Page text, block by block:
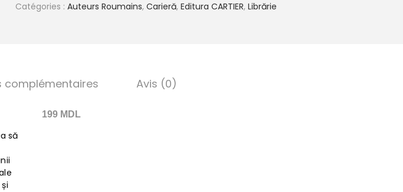
Catégories : Auteurs Roumains, Carieră, Editura CARTIER, Librărie
complémentaires Avis (0)
să
199 MDL